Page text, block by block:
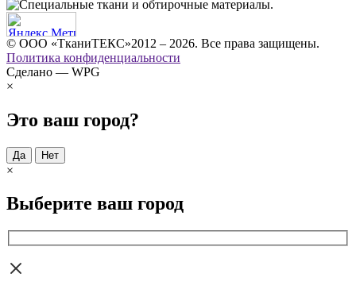
© ООО «ТканиТЕКС»2012 – 2026. Все права защищены.
Политика конфиденциальности
Сделано — WPG
×
Это ваш город?
Да Нет
×
Выберите ваш город